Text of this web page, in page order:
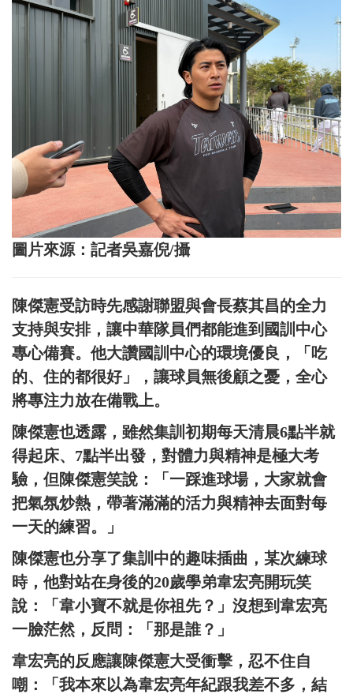
圖片來源：記者吳嘉倪/攝
陳傑憲受訪時先感謝聯盟與會長蔡其昌的全力
支持與安排，讓中華隊員們都能進到國訓中心
專心備賽。他大讚國訓中心的環境優良，「吃
的、住的都很好」，讓球員無後顧之憂，全心
將專注力放在備戰上。
陳傑憲也透露，雖然集訓初期每天清晨6點半就
得起床、7點半出發，對體力與精神是極大考
驗，但陳傑憲笑說：「一踩進球場，大家就會
把氣氛炒熱，帶著滿滿的活力與精神去面對每
一天的練習。」
陳傑憲也分享了集訓中的趣味插曲，某次練球
時，他對站在身後的20歲學弟韋宏亮開玩笑
說：「韋小寶不就是你祖先？」沒想到韋宏亮
一臉茫然，反問：「那是誰？」
韋宏亮的反應讓陳傑憲大受衝擊，忍不住自
嘲：「我本來以為韋宏亮年紀跟我差不多，結